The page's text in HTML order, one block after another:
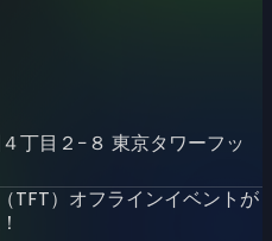
丁目２−８ 東京タワーフッ
TFT）オフラインイベントが